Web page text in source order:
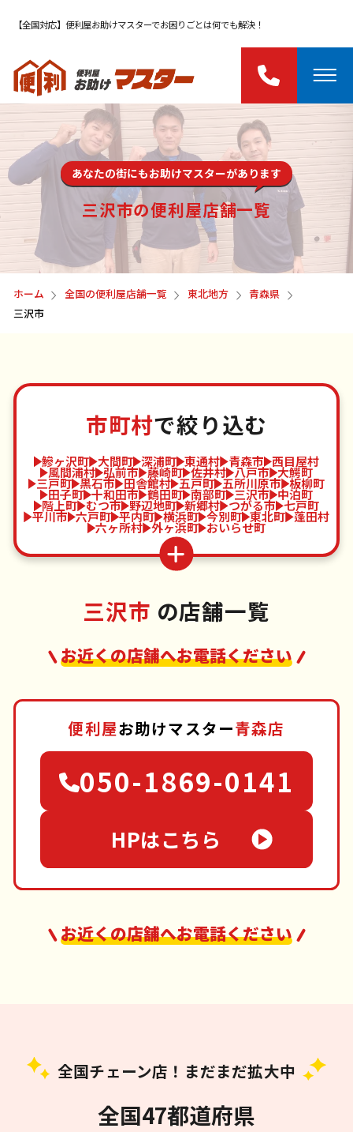
【全国対応】便利屋お助けマスターでお困りごとは何でも解決！
あなたの街にもお助けマスターがあります
三沢市の便利屋店舗一覧
ホーム 全国の便利屋店舗一覧 東北地方
青森県
三沢市
市町村で絞り込む
鰺ヶ沢町 大間町 深浦町 東通村 青森市 西目屋村
風間浦村 弘前市 藤崎町 佐井村 八戸市 大鰐町
三戸町 黒石市 田舎館村 五戸町 五所川原市 板柳町
田子町 十和田市 鶴田町 南部町 三沢市 中泊町
階上町 むつ市 野辺地町 新郷村 つがる市 七戸町
平川市 六戸町 平内町 横浜町 今別町 東北町 蓬田村
六ヶ所村 外ヶ浜町 おいらせ町
三沢市 の店舗一覧
お近くの店舗へお電話ください
便利屋お助けマスター青森店
050-1869-0141
HPはこちら
お近くの店舗へお電話ください
全国チェーン店！まだまだ拡大中
全国47都道府県